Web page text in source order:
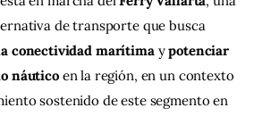
de transporte que busca
conectividad marítima y potenciar
náutico en la región, en un contexto
sostenido de este segmento en